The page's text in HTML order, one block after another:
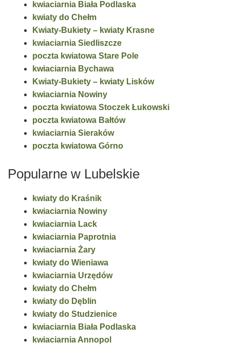
kwiaciarnia Biała Podlaska
kwiaty do Chełm
Kwiaty-Bukiety – kwiaty Krasne
kwiaciarnia Siedliszcze
poczta kwiatowa Stare Pole
kwiaciarnia Bychawa
Kwiaty-Bukiety – kwiaty Lisków
kwiaciarnia Nowiny
poczta kwiatowa Stoczek Łukowski
poczta kwiatowa Bałtów
kwiaciarnia Sieraków
poczta kwiatowa Górno
Popularne w Lubelskie
kwiaty do Kraśnik
kwiaciarnia Nowiny
kwiaciarnia Lack
kwiaciarnia Paprotnia
kwiaciarnia Żary
kwiaty do Wieniawa
kwiaciarnia Urzędów
kwiaty do Chełm
kwiaty do Dęblin
kwiaty do Studzienice
kwiaciarnia Biała Podlaska
kwiaciarnia Annopol